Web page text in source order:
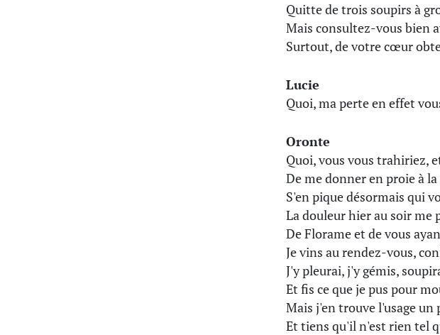
Quitte de trois soupirs à
Mais consultez-vous bien
Surtout, de votre cœur
Lucie
Quoi, ma perte en effet
Oronte
Quoi, vous vous trahiriez,
De me donner en proie à
S'en pique désormais qui
La douleur hier au soir me
De Florame et de vous
Je vins au rendez-vous,
J'y pleurai, j'y gémis,
Et fis ce que je pus pour
Mais j'en trouve l'usage
Et tiens qu'il n'est rien tel